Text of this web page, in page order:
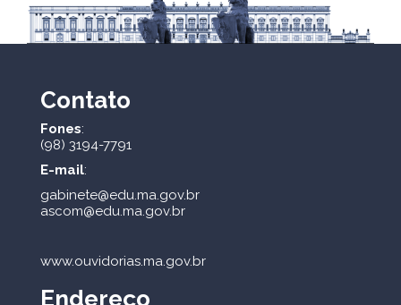
Contato
Fones:
(98) 3194-7791
E-mail:
gabinete@edu.ma.gov.br
ascom@edu.ma.gov.br
www.ouvidorias.ma.gov.br
Endereço